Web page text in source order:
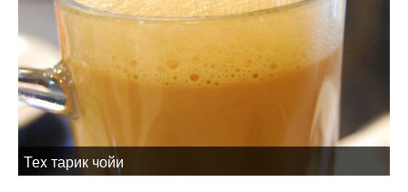
Теx тарик чойи